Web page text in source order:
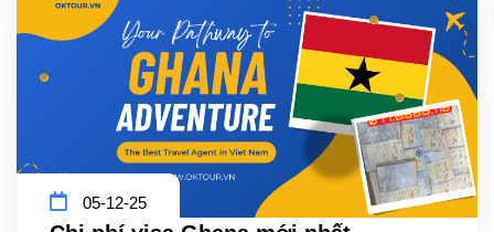
05-12-25